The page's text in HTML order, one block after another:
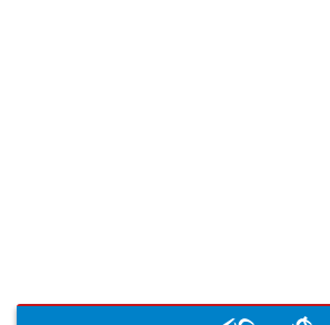
ঝালকাঠিতে পিলার